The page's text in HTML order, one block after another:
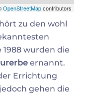
OpenStreetMapcontributors
zu den wohl
1988 wurden die
ernannt.
Errichtung
gehen die